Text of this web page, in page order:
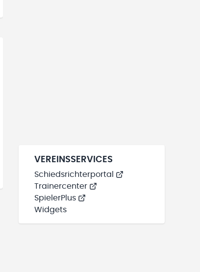
VEREINSSERVICES
Schiedsrichterportal
Trainercenter
SpielerPlus
Widgets